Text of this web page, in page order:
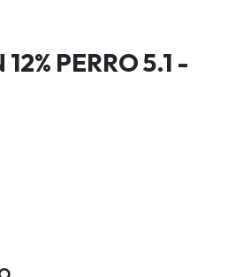
PERRO 5.1 -